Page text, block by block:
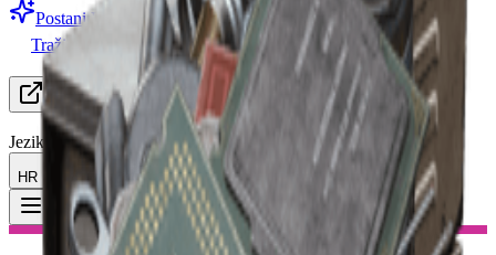
Postani Premium
Tražim grupu
Resursi
Jezik
HR Hrvatski
Toggle Menu Predmet Analizator spektra